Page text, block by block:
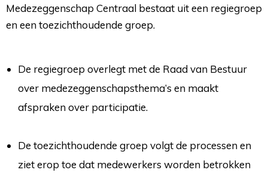
Medezeggenschap Centraal bestaat uit een regiegroep
en een toezichthoudende groep.
De regiegroep overlegt met de Raad van Bestuur
over medezeggenschapsthema’s en maakt
afspraken over participatie.
De toezichthoudende groep volgt de processen en
ziet erop toe dat medewerkers worden betrokken